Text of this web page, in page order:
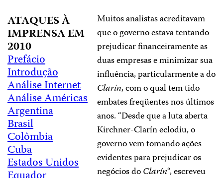
ATAQUES À
IMPRENSA EM
2010
Prefácio
Introdução
Análise Internet
Análise Américas
Argentina
Brasil
Colômbia
Cuba
Estados Unidos
Muitos analistas acreditavam
que o governo estava tentando
prejudicar financeiramente as
duas empresas e minimizar sua
influência, particularmente a do
Clarín, com o qual tem tido
embates freqüentes nos últimos
anos. “Desde que a luta aberta
Kirchner-Clarín eclodiu, o
governo vem tomando ações
evidentes para prejudicar os
negócios doClarín“, escreveu